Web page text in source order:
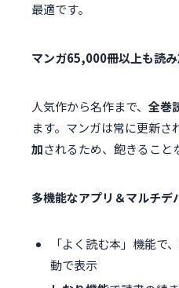
最適です。
マンガ65,000冊以上も読
人気作から名作まで、 全巻
ます。マンガは常に更新さ
加されるため、飽きること
多機能なアプリ＆マルチデ
「よく読む本」機能で
動で表示